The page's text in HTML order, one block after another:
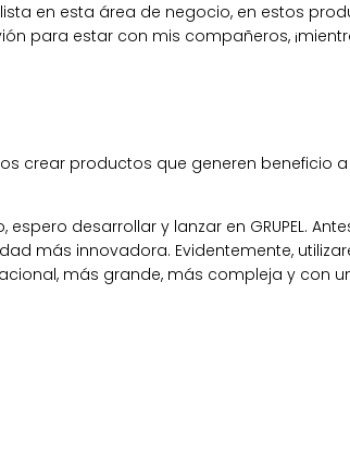
en esta área de negocio, en estos
para estar con mis compañeros,
crear productos que generen beneficio
desarrollar y lanzar en GRUPEL.
más innovadora. Evidentemente,
más grande, más compleja y con